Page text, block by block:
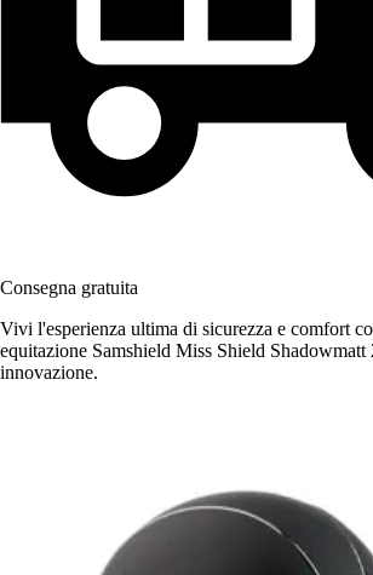
Consegna gratuita
Vivi l'esperienza ultima di sicurezza e comfort
equitazione Samshield Miss Shield Shadowmatt
innovazione.